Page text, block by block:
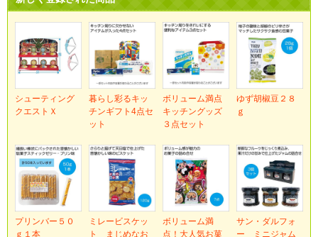
シューティング
クエストＸ
暮らし彩るキッ
チンギフト4点セ
ット
ボリューム満点
キッチングッズ
３点セット
ゆず胡椒豆２８
ｇ
プリンバー５０
ｇ１本
ミレービスケッ
ト まじめなお
ボリューム満
点！大人気お菓
サン・ダルフォ
ー ミニジャム